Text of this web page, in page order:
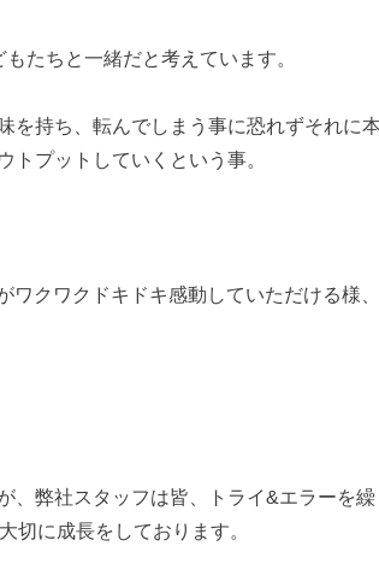
たちと一緒だと考えています。
を持ち、転んでしまう事に恐れずそれに
トプットしていくという事。
ワクワクドキドキ感動していただける様
、弊社スタッフは皆、トライ&エラーを
切に成長をしております。